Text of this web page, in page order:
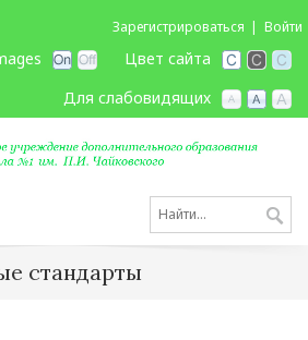
Зарегистрироваться Войти
Цвет сайта
Для слабовидящих
стандарты